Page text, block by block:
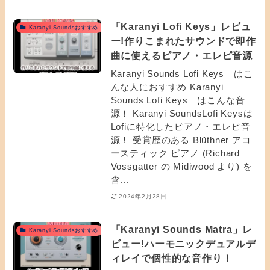
Karanyi Soundsおすすめ
「Karanyi Lofi Keys」レビュ
ー!作りこまれたサウンドで即作
曲に使えるピアノ・エレピ音源
Karanyi Sounds Lofi Keys はこ
んな人におすすめ Karanyi
Sounds Lofi Keys はこんな音
源！ Karanyi SoundsLofi Keysは
Lofiに特化したピアノ・エレピ音
源！ 受賞歴のある Blüthner アコ
ースティック ピアノ (Richard
Vossgatter の Midiwood より) を
含...
2024年2月28日
Karanyi Soundsおすすめ
「Karanyi Sounds Matra」レ
ビュー!ハーモニックデュアルデ
ィレイで個性的な音作り！